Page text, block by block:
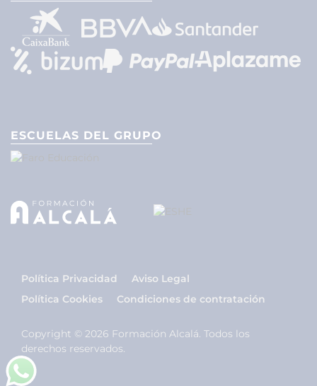
ESCUELAS DEL GRUPO
Política Privacidad
Aviso Legal
Política Cookies
Condiciones de contratación
Copyright © 2026 Formación Alcalá. Todos los
derechos reservados.